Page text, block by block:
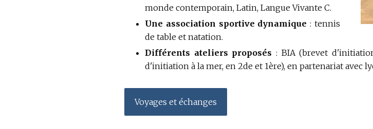
monde contemporain, Latin, Langue Vivante C.
Une association sportive dynamique : tennis
de table et natation.
Différents ateliers proposés : BIA (brevet
d'initiation à la mer, en 2de et 1ère), en partenariat avec
Voyages et échanges